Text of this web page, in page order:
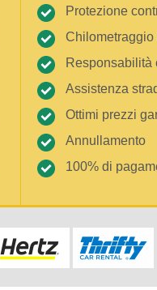
Protezione
Chilometraggio
Responsabilità
Assistenza
Ottimi prezzi
Annullamento
100% di